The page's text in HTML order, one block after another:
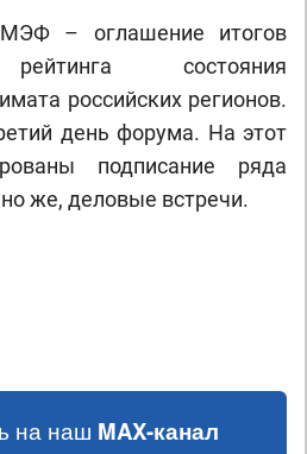
– оглашение итогов
состояния
российских регионов.
день форума. На этот
подписание ряда
же, деловые встречи.
на наш MAX-канал